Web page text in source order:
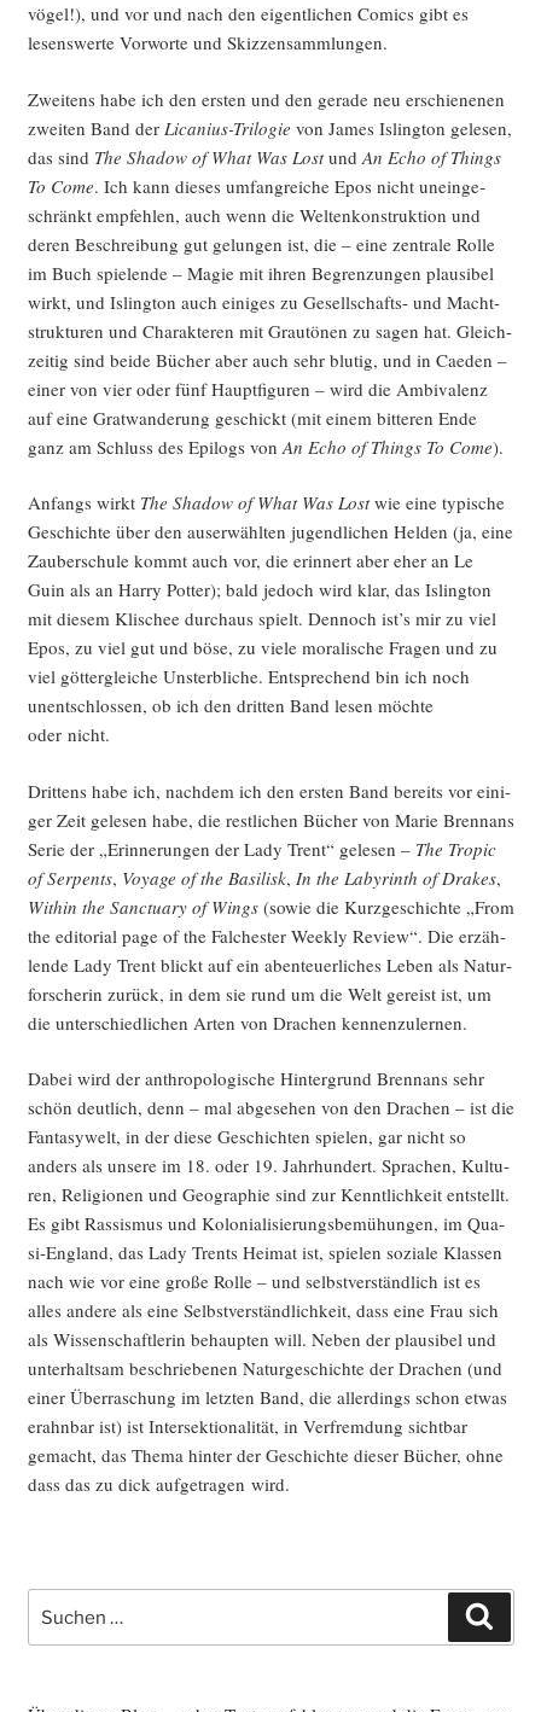
vö­gel!), und vor und nach den eigent­li­chen Comics gibt es
lesens­wer­te Vor­wor­te und Skizzensammlungen.
Zwei­tens habe ich den ers­ten und den gera­de neu erschie­ne­nen
zwei­ten Band der Lica­ni­us-Tri­lo­gie von James Isling­ton gele­sen,
das sind The Shadow of What Was Lostund An Echo of Things
To Come. Ich kann die­ses umfang­rei­che Epos nicht unein­ge­
schränkt emp­feh­len, auch wenn die Wel­ten­kon­struk­ti­on und
deren Beschrei­bung gut gelun­gen ist, die – eine zen­tra­le Rol­le
im Buch spie­len­de – Magie mit ihren Begren­zun­gen plau­si­bel
wirkt, und Isling­ton auch eini­ges zu Gesell­schafts- und Macht­
struk­tu­ren und Cha­rak­te­ren mit Grau­tö­nen zu sagen hat. Gleich­
zei­tig sind bei­de Bücher aber auch sehr blu­tig, und in Cae­den –
einer von vier oder fünf Haupt­fi­gu­ren – wird die Ambi­va­lenz
auf eine Grat­wan­de­rung geschickt (mit einem bit­te­ren Ende
ganz am Schluss des Epi­logs von An Echo of Things To Come).
Anfangs wirkt The Shadow of What Was Lostwie eine typi­sche
Geschich­te über den aus­er­wähl­ten jugend­li­chen Hel­den (ja, eine
Zau­ber­schu­le kommt auch vor, die erin­nert aber eher an Le
Guin als an Har­ry Pot­ter); bald jedoch wird klar, das Isling­ton
mit die­sem Kli­schee durch­aus spielt. Den­noch ist’s mir zu viel
Epos, zu viel gut und böse, zu vie­le mora­li­sche Fra­gen und zu
viel göt­ter­glei­che Unsterb­li­che. Ent­spre­chend bin ich noch
unent­schlos­sen, ob ich den drit­ten Band lesen möch­te
oder nicht.
Drit­tens habe ich, nach­dem ich den ers­ten Band bereits vor eini­
ger Zeit gele­sen habe, die rest­li­chen Bücher von Marie Brenn­ans
Serie der „Erin­ne­run­gen der Lady Trent“ gele­sen – The Tro­pic
of Ser­pents, Voya­ge of the Basi­lisk, In the Laby­rinth of Dra­kes,
Within the Sanc­tua­ry of Wings(sowie die Kurz­ge­schich­te „From
the edi­to­ri­al page of the Fal­ches­ter Weekly Review“. Die erzäh­
len­de Lady Trent blickt auf ein aben­teu­er­li­ches Leben als Natur­
for­sche­rin zurück, in dem sie rund um die Welt gereist ist, um
die unter­schied­li­chen Arten von Dra­chen kennenzulernen.
Dabei wird der anthro­po­lo­gi­sche Hin­ter­grund Brenn­ans sehr
schön deut­lich, denn – mal abge­se­hen von den Dra­chen – ist die
Fan­ta­sy­welt, in der die­se Geschich­ten spie­len, gar nicht so
anders als unse­re im 18. oder 19. Jahr­hun­dert. Spra­chen, Kul­tu­
ren, Reli­gio­nen und Geo­gra­phie sind zur Kennt­lich­keit ent­stellt.
Es gibt Ras­sis­mus und Kolo­nia­li­sie­rungs­be­mü­hun­gen, im Qua­
si-Eng­land, das Lady Trents Hei­mat ist, spie­len sozia­le Klas­sen
nach wie vor eine gro­ße Rol­le – und selbst­ver­ständ­lich ist es
alles ande­re als eine Selbst­ver­ständ­lich­keit, dass eine Frau sich
als Wis­sen­schaft­le­rin behaup­ten will. Neben der plau­si­bel und
unter­halt­sam beschrie­be­nen Natur­ge­schich­te der Dra­chen (und
einer Über­ra­schung im letz­ten Band, die aller­dings schon etwas
erahn­bar ist) ist Inter­sek­tio­na­li­tät, in Ver­frem­dung sicht­bar
gemacht, das The­ma hin­ter der Geschich­te die­ser Bücher, ohne
dass das zu dick auf­ge­tra­gen wird.
nach: